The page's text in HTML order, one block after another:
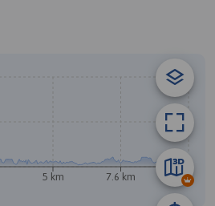
5 km 7.6 km 10 km